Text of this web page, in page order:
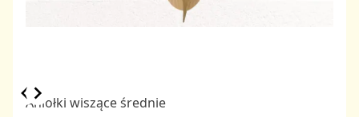
Item
Aniołki wiszące średnie